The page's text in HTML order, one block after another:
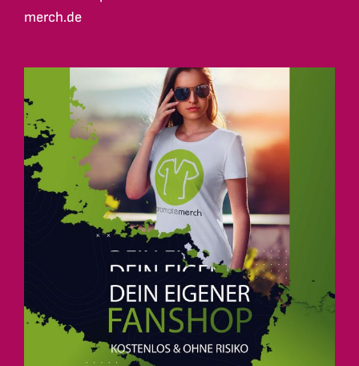
merch.de